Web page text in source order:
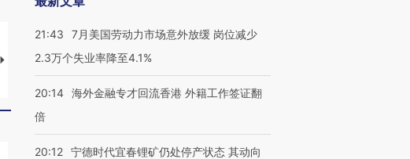
马航飞行员跨国走私7万
粒摇头丸 尿检体内含3种
视线｜被称为“蟑螂”的印
度Z世代 用街头抗争将教
育部长拱下台
机”？难民潮撕裂西班牙
飞地休达
21:43
7月美国劳动力市场意外放缓 岗位减少
2.3万个失业率降至4.1%
20:14 海外金融专才回流香港 外籍工作签证翻
倍
20:12 宁德时代宜春锂矿仍处停产状态 其动向